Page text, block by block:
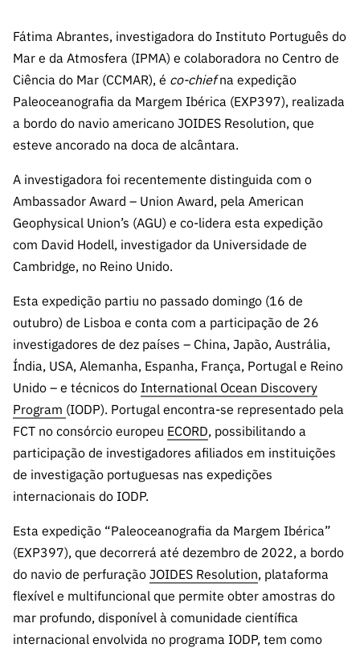
Manifesta
ções de
Interesse
FCCN,
serviços
Canais de
Denúncia
s
Apoios
Digital” e
“Ciência +
Capacitaç
ão”
Fátima Abrantes, investigadora do Instituto Português do
Mar e da Atmosfera (IPMA) e colaboradora no Centro de
Ciência do Mar (CCMAR), é co-chiefna expedição
Paleoceanografia da Margem Ibérica (EXP397), realizada
a bordo do navio americano JOIDES Resolution, que
esteve ancorado na doca de alcântara.
A investigadora foi recentemente distinguida com o
Ambassador Award – Union Award, pela American
Geophysical Union’s (AGU) e co-lidera esta expedição
com David Hodell, investigador da Universidade de
Cambridge, no Reino Unido.
Esta expedição partiu no passado domingo (16 de
outubro) de Lisboa e conta com a participação de 26
investigadores de dez países – China, Japão, Austrália,
Índia, USA, Alemanha, Espanha, França, Portugal e Reino
Unido – e técnicos do International Ocean Discovery
Program (IODP). Portugal encontra-se representado pela
FCT no consórcio europeu ECORD, possibilitando a
participação de investigadores afiliados em instituições
de investigação portuguesas nas expedições
internacionais do IODP.
Esta expedição “Paleoceanografia da Margem Ibérica”
(EXP397), que decorrerá até dezembro de 2022, a bordo
do navio de perfuração JOIDES Resolution, plataforma
flexível e multifuncional que permite obter amostras do
mar profundo, disponível à comunidade científica
internacional envolvida no programa IODP, tem como